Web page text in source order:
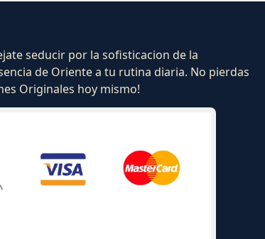
seducir por la sofisticacion de la
de Oriente a tu rutina diaria. No pierdas
Originales hoy mismo!